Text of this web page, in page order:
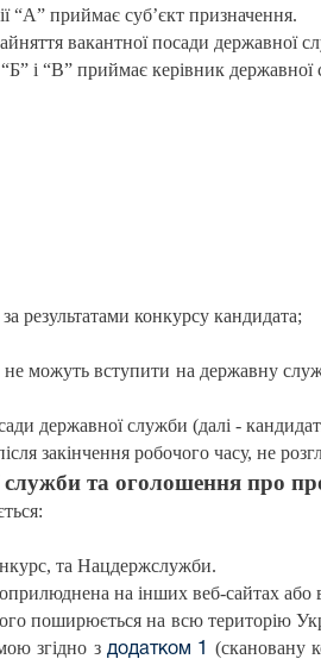
“А” приймає суб’єкт призначення.
вакантної посади державної
і “В” приймає керівник
результатами конкурсу кандидата;
можуть вступити на державну
державної служби (далі -
закінчення робочого часу, не
та оголошення про
та Нацдержслужби.
на інших веб-сайтах або в
поширюється на всю територію
згідно здодатком 1
(скановану